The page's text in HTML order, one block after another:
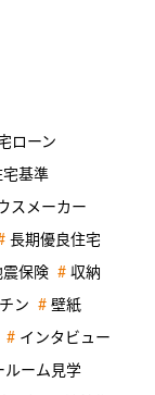
ローン
宅基準
スメーカー
長期優良住宅
震保険 収納
ン 壁紙
インタビュー
ルーム見学